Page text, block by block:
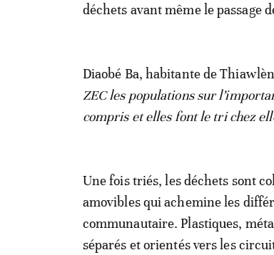
déchets avant même le passage
Diaobé Ba, habitante de
ZEC les populations sur
compris et elles font le tri chez
Une fois triés, les déchets sont
amovibles qui achemine les
communautaire. Plastiques,
séparés et orientés vers les